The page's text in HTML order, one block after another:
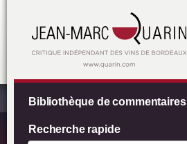
Bibliothèque de commentaires
Recherche rapide